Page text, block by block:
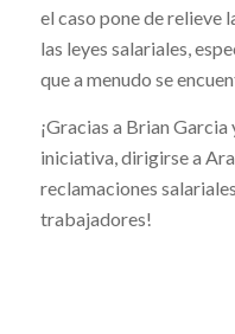
el caso pone de relieve
las leyes salariales,
que a menudo se
¡Gracias a Brian
iniciativa, dirigirse a
reclamaciones
trabajadores!